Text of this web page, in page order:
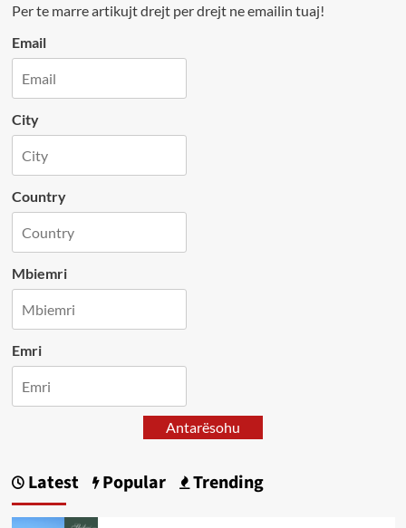
Per te marre artikujt drejt per drejt ne emailin tuaj!
Email
City
Country
Mbiemri
Emri
Antarësohu
Latest Popular Trending